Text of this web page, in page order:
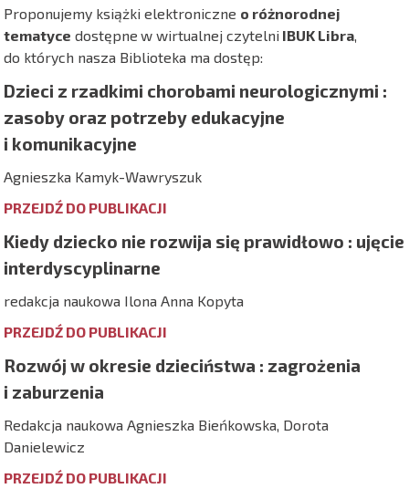
Proponujemy książki elektroniczne o różnorodnej
tematyce dostępne w wirtualnej czytelni IBUK Libra,
do których nasza Biblioteka ma dostęp:
Dzieci z rzadkimi chorobami neurologicznymi :
zasoby oraz potrzeby edukacyjne
i komunikacyjne
Agnieszka Kamyk-Wawryszuk
PRZEJDŹ DO PUBLIKACJI
Kiedy dziecko nie rozwija się prawidłowo : ujęcie
interdyscyplinarne
redakcja naukowa Ilona Anna Kopyta
PRZEJDŹ DO PUBLIKACJI
Rozwój w okresie dzieciństwa : zagrożenia
i zaburzenia
Redakcja naukowa Agnieszka Bieńkowska, Dorota
Danielewicz
PRZEJDŹ DO PUBLIKACJI